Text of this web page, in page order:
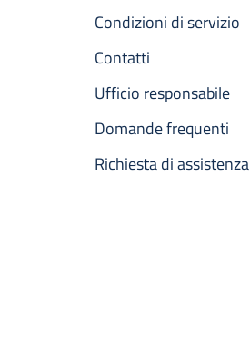
Condizioni di servizio
Contatti
Ufficio responsabile
Domande frequenti
Richiesta di assistenza